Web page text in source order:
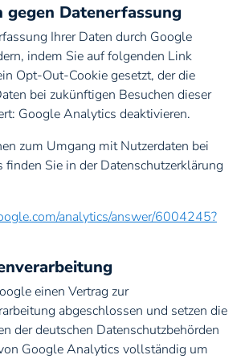
gegen Datenerfassung
Ihrer Daten durch Google
indem Sie auf folgenden Link
Opt-Out-Cookie gesetzt, der die
bei zukünftigen Besuchen dieser
Google Analytics deaktivieren.
zum Umgang mit Nutzerdaten bei
Sie in der Datenschutzerklärung
analytics/answer/6004245?
einen Vertrag zur
abgeschlossen und setzen die
der deutschen Datenschutzbehörden
Google Analytics vollständig um